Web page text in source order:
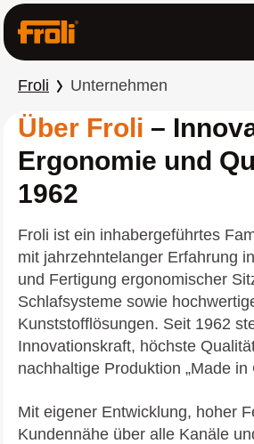
springen
Froli Unternehmen
Über Froli –
Ergonomie und
1962
Froli ist ein inhabergeführtes
mit jahrzehntelanger Erfahrung
und Fertigung ergonomischer
Schlafsysteme sowie
Kunststofflösungen. Seit 1962
Innovationskraft, höchste
nachhaltige Produktion „Made in
Mit eigener Entwicklung, hoher
Kundennähe über alle Kanäle